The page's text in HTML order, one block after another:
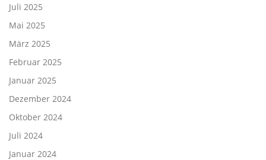
Juli 2025
Mai 2025
März 2025
Februar 2025
Januar 2025
Dezember 2024
Oktober 2024
Juli 2024
Januar 2024